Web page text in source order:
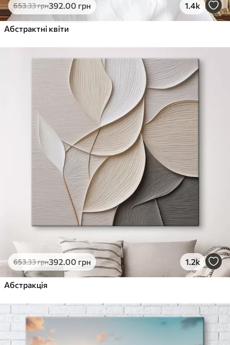
653.33грн392.00 грн 1.4k
Абстрактні квіти
653.33грн392.00 грн 1.2k
Абстракція